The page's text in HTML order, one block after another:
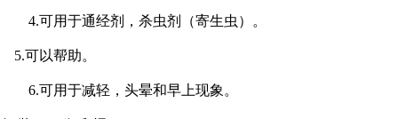
4.可用于通经剂，杀虫剂（寄生虫）。
5.可以帮助。
6.可用于减轻，头晕和早上现象。